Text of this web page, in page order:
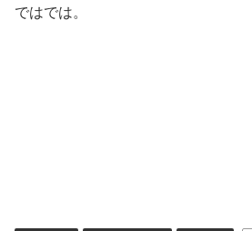
ではでは。